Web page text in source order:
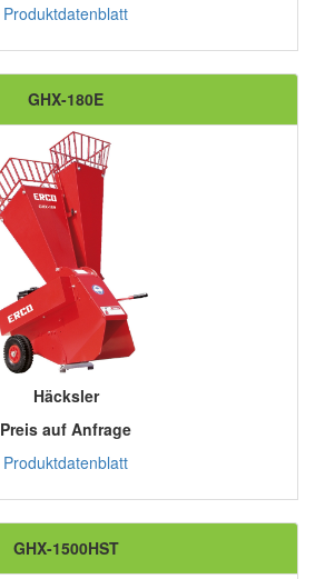
Produktdatenblatt
GHX-180E
Häcksler
Preis auf Anfrage
Produktdatenblatt
GHX-1500HST